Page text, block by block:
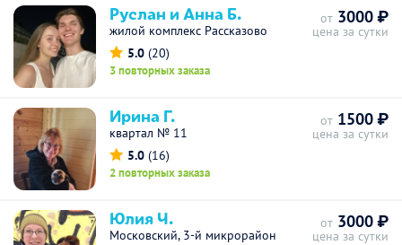
Руслан и Анна Б.
жилой комплекс Рассказово
5.0 (20)
3 повторных заказа
от 3000 ₽
цена за сутки
Ирина Г.
квартал № 11
5.0 (16)
2 повторных заказа
от 1500 ₽
цена за сутки
Юлия Ч.
Московский, 3-й микрорайон
от 3000 ₽
цена за сутки